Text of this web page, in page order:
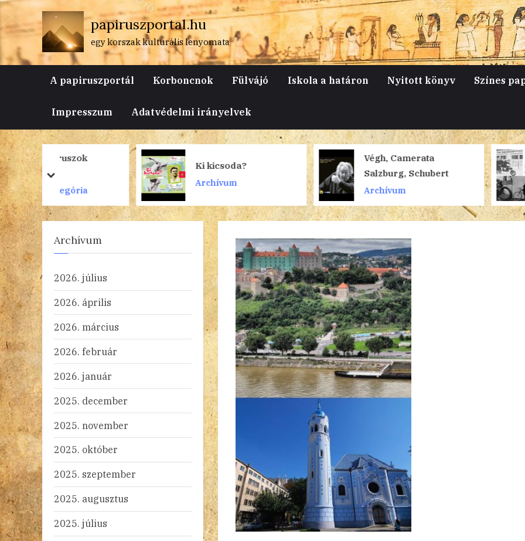
Skip
to
content
papiruszportal.hu
egy korszak kulturális lenyomata
A papiruszportál Korboncnok Fülvájó Iskola a határon Nyitott könyv Színes
Impresszum Adatvédelmi irányelvek
Ki kicsoda?
Archívum
Végh, Camerata
Salzburg, Schubert
Archívum
Gigantikus
háromkerekű
drótszamarak
Archívum
prev
next
Archívum
2026. július
2026. április
2026. március
2026. február
2026. január
2025. december
2025. november
2025. október
2025. szeptember
2025. augusztus
2025. július